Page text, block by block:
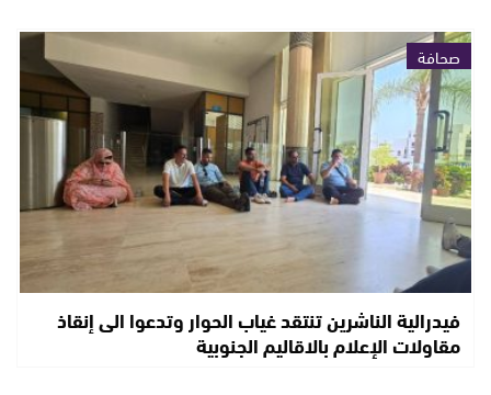
صحافة
فيدرالية الناشرين تنتقد غياب الحوار وتدعوا الى إنقاذ
مقاولات الإعلام بالاقاليم الجنوبية